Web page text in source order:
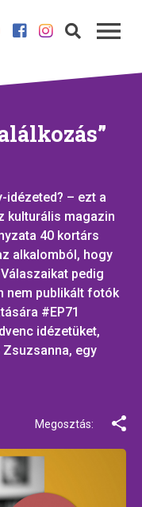
idézeted? – ezt a
kulturális magazin
40 kortárs
alkalomból, hogy
pedig
nem publikált fotók
#EP71
idézetüket,
egy
Megosztás: